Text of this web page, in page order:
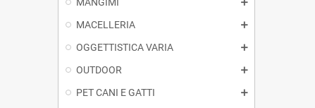
MACELLERIA
OGGETTISTICA VARIA
OUTDOOR
PET CANI E GATTI